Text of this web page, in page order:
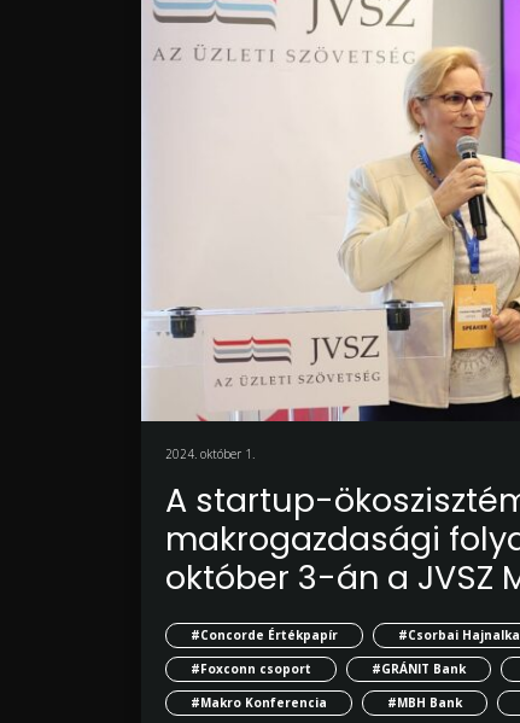
2024. október 1.
A startup-
makrogazdasági
október 3-án a JVSZ
#Concorde Értékpapír #Csorbai Hajnalka
#Foxconn csoport
#GRÁNIT Bank
#Makro Konferencia
#MBH Bank